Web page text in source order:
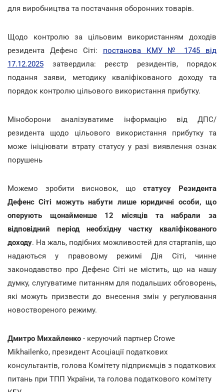
для виробництва та постачання оборонних товарів.
Щодо контролю за цільовим використанням доходів
резидента Дефенс Сіті: постанова КМУ № 1745 від
17.12.2025 затвердила: реєстр резидентів, порядок
подання заяви, методику кваліфікованого доходу та
порядок контролю цільового використання прибутку.
Міноборони аналізуватиме інформацію від ДПС/
резидента щодо цільового використання прибутку та
може ініціювати втрату статусу у разі виявлення ознак
порушень
Можемо зробити висновок, щостатусу Резидента
Дефенс Сіті можуть набути лише юридичні особи, що
оперують щонайменше 12 місяців та набрали за
відповідний період необхідну частку кваліфікованого
доходу. На жаль, подібних можливостей для стартапів, що
надаються у правовому режимі Дія Сіті, чинне
законодавство про Дефенс Сіті не містить, що на нашу
думку, слугуватиме питанням для подальших обговорень,
які можуть призвести до внесення змін у регулювання
новоствореного режиму.
Дмитро Михайленко - керуючий партнер Crowe
Mikhailenko, президент Асоціації податкових
консультантів, голова Комітету підприємців з податкових
питань при ТПП України, та голова податкового комітету